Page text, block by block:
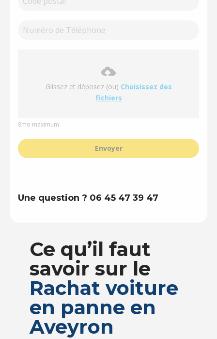
Glissez et déposez (ou) Choisissez des
fichiers
8mo maximum
Envoyer
Une question ? 06 45 47 39 47
Ce qu’il faut
savoir sur le
Rachat voiture
en panne en
Aveyron